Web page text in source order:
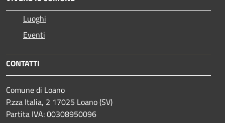
Luoghi
Eventi
CONTATTI
Comune di Loano
P.zza Italia, 2 17025 Loano (SV)
Partita IVA: 00308950096